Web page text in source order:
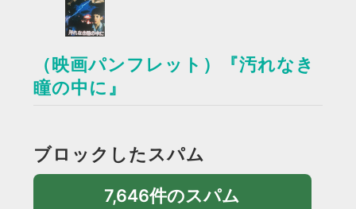
（映画パンフレット）『汚れなき
瞳の中に』
ブロックしたスパム
7,646件のスパム